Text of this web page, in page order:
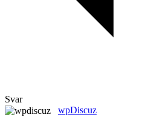
Svar
wpDiscuz